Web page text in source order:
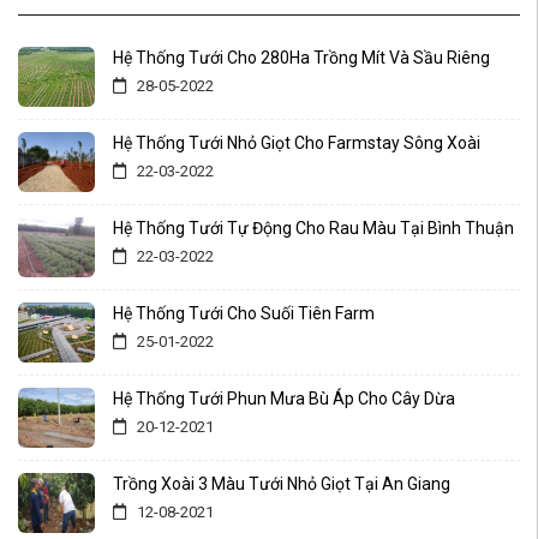
Hệ Thống Tưới Cho 280Ha Trồng Mít Và Sầu Riêng
28-05-2022
Hệ Thống Tưới Nhỏ Giọt Cho Farmstay Sông Xoài
22-03-2022
Hệ Thống Tưới Tự Động Cho Rau Màu Tại Bình Thuận
22-03-2022
Hệ Thống Tưới Cho Suối Tiên Farm
25-01-2022
Hệ Thống Tưới Phun Mưa Bù Áp Cho Cây Dừa
20-12-2021
Trồng Xoài 3 Màu Tưới Nhỏ Giọt Tại An Giang
12-08-2021